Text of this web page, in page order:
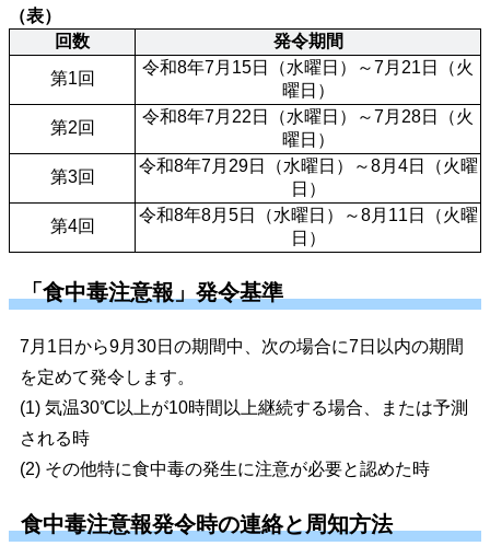
（表）
回数
発令期間
第1回
令和8年7月15日（水曜日）～7月21日（火
曜日）
第2回
令和8年7月22日（水曜日）～7月28日（火
曜日）
第3回
令和8年7月29日（水曜日）～8月4日（火曜
日）
第4回
令和8年8月5日（水曜日）～8月11日（火曜
日）
「食中毒注意報」発令基準
7月1日から9月30日の期間中、次の場合に7日以内の期間
を定めて発令します。
(1) 気温30℃以上が10時間以上継続する場合、または予測
される時
(2) その他特に食中毒の発生に注意が必要と認めた時
食中毒注意報発令時の連絡と周知方法